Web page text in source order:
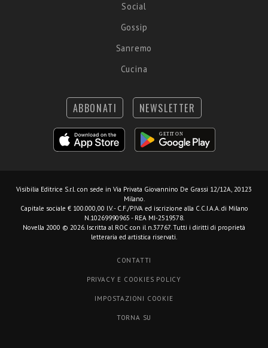
Social
Gossip
Sanremo
Cucina
ABBONATI NEWSLETTER
Visibilia Editrice S.r.l. con sede in Via Privata Giovannino De Grassi 12/12A, 20123
Milano.
Capitale sociale € 100.000,00 I.V. - C.F./P.IVA ed iscrizione alla C.C.I.A.A. di Milano
N.10269990965 - REA MI-2519578.
Novella 2000 © 2026. Iscritta al ROC con il n.37767. Tutti i diritti di proprietà
letteraria ed artistica riservati.
CONTATTI
PRIVACY E COOKIES POLICY
IMPOSTAZIONI COOKIE
TORNA SU